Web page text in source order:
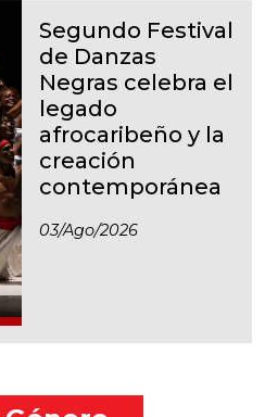
Segundo Festival
de Danzas
Negras celebra el
legado
afrocaribeño y la
creación
contemporánea
03/ago/2026